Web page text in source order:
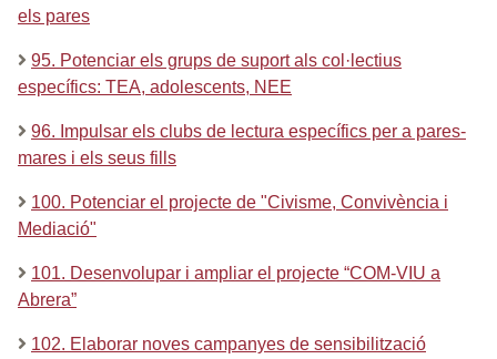
els pares
95. Potenciar els grups de suport als col·lectius
específics: TEA, adolescents, NEE
96. Impulsar els clubs de lectura específics per a pares-
mares i els seus fills
100. Potenciar el projecte de "Civisme, Convivència i
Mediació"
101. Desenvolupar i ampliar el projecte “COM-VIU a
Abrera”
102. Elaborar noves campanyes de sensibilització